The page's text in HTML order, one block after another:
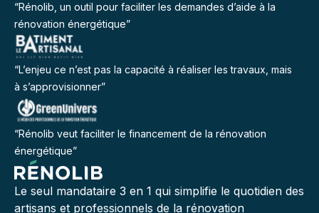
“Rénolib, un outil pour faciliter les demandes d’aide à la
rénovation énergétique”
“L’enjeu ce n’est pas la capacité à réaliser les travaux, mais
à s’approvisionner”
“Rénolib veut faciliter le financement de la rénovation
énergétique”
Le seul mandataire 3 en 1 qui simplifie le quotidien des
artisans et professionnels de la rénovation